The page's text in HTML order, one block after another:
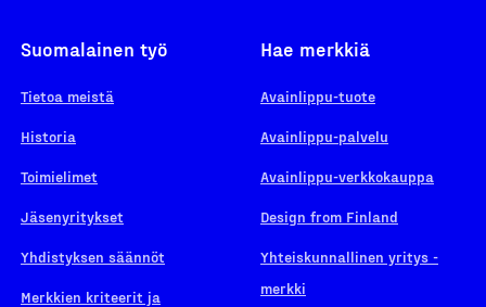
Suomalainen työ
Tietoa meistä
Historia
Toimielimet
Jäsenyritykset
Yhdistyksen säännöt
Merkkien kriteerit ja
Hae merkkiä
Avainlippu-tuote
Avainlippu-palvelu
Avainlippu-verkkokauppa
Design from Finland
Yhteiskunnallinen yritys -
merkki